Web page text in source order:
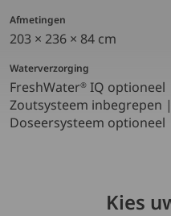
Afmetingen
203 × 236 × 84 cm
Waterverzorging
FreshWater® IQ optioneel ​
Zoutsysteem inbegrepen
Doseersysteem optioneel
Kies